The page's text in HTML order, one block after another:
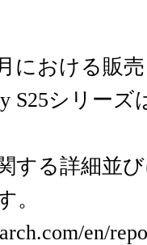
における販売
S25シリーズ
する詳細並
。
en/